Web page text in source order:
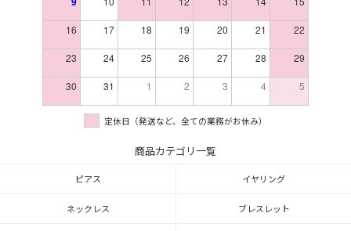
16 17 18 19 20 21 22
23 24 25 26 27 28 29
30 31 1 2 3 4 5
定休日（発送など、全ての業務がお休み）
商品カテゴリ一覧
ピアス イヤリング
ネックレス ブレスレット